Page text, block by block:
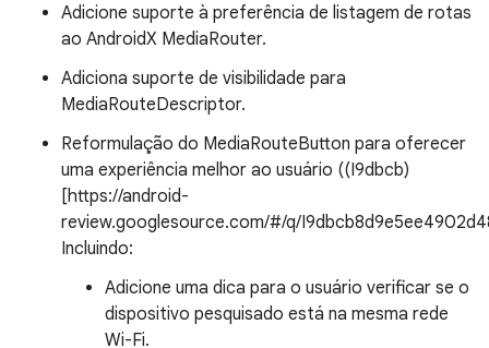
Adicione suporte à preferência de listagem de rotas
ao AndroidX MediaRouter.
Adiciona suporte de visibilidade para
MediaRouteDescriptor.
Reformulação do MediaRouteButton para oferecer
uma experiência melhor ao usuário ((I9dbcb)
[https://android-
review.googlesource.com/#/q/
Incluindo:
Adicione uma dica para o usuário verificar se o
dispositivo pesquisado está na mesma rede
Wi-Fi.